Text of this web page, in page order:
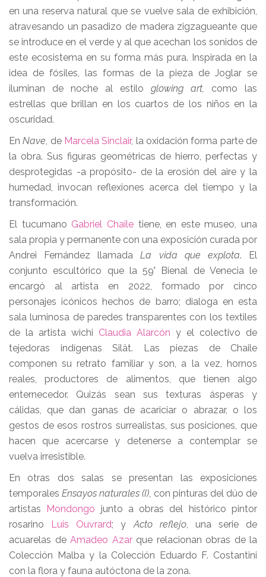
en una reserva natural que se vuelve sala de exhibición,
atravesando un pasadizo de madera zigzagueante que
se introduce en el verde y al que acechan los sonidos de
este ecosistema en su forma más pura. Inspirada en la
idea de fósiles, las formas de la pieza de Joglar se
iluminan de noche al estilo glowing art, como las
estrellas que brillan en los cuartos de los niños en la
oscuridad.
EnNave, de Marcela Sinclair, la oxidación forma parte de
la obra. Sus figuras geométricas de hierro, perfectas y
desprotegidas -a propósito- de la erosión del aire y la
humedad, invocan reflexiones acerca del tiempo y la
transformación.
El tucumano Gabriel Chailetiene, en este museo, una
sala propia y permanente con una exposición curada por
Andrei Fernández llamadaLa vida que explota. El
conjunto escultórico que la 59° Bienal de Venecia le
encargó al artista en 2022, formado por cinco
personajes icónicos hechos de barro; dialoga en esta
sala luminosa de paredes transparentes con los textiles
de la artista wichi Claudia Alarcón y el colectivo de
tejedoras indígenas Silät. Las piezas de Chaile
componen su retrato familiar y son, a la vez, hornos
reales, productores de alimentos, que tienen algo
enternecedor. Quizás sean sus texturas ásperas y
cálidas, que dan ganas de acariciar o abrazar, o los
gestos de esos rostros surrealistas, sus posiciones, que
hacen que acercarse y detenerse a contemplar se
vuelva irresistible.
En otras dos salas se presentan las exposiciones
temporalesEnsayos naturales (I), con pinturas del dúo de
artistas Mondongo junto a obras del histórico pintor
rosarino Luis Ouvrard; yActo reflejo, una serie de
acuarelas de Amadeo Azarque relacionan obras de la
Colección Malba y la Colección Eduardo F. Costantini
con la flora y fauna autóctona de la zona.